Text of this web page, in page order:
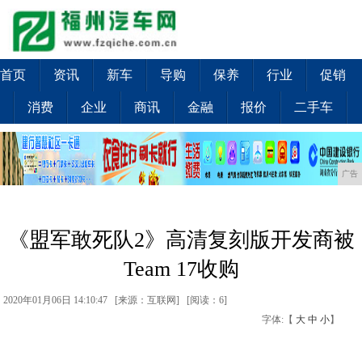
首页 资讯 新车 导购 保养 行业 促销
消费 企业 商讯 金融 报价 二手车
广告
《盟军敢死队2》高清复刻版开发商被
Team 17收购
2020年01月06日 14:10:47 [来源：互联网] [阅读：6]
字体:【 大 中 小】